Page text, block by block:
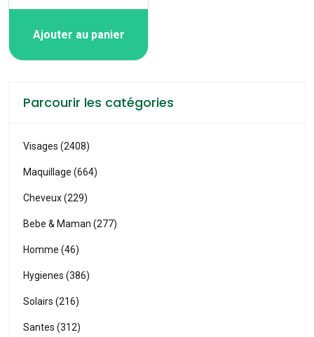
Ajouter au panier
Parcourir les catégories
Visages (2408)
Maquillage (664)
Cheveux (229)
Bebe & Maman (277)
Homme (46)
Hygienes (386)
Solairs (216)
Santes (312)